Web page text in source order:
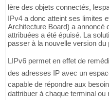
lère des objets connectés,
IPv4 a donc atteint ses limites
Architecture Board) a annoncé
attribuées a été épuisé. La
passer à la nouvelle version du
LIPv6 permet en effet de
des adresses IP avec un
capable de répondre aux
dattribuer à chaque terminal